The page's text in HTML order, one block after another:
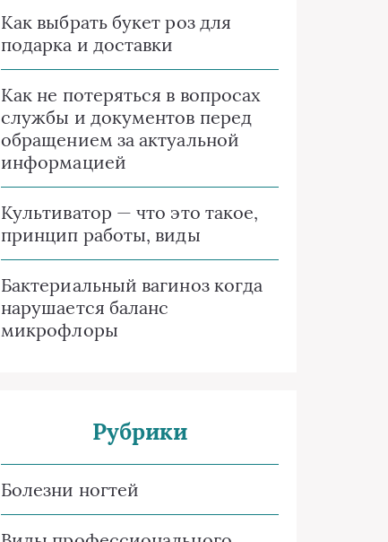
Как выбрать букет роз для
подарка и доставки
Как не потеряться в вопросах
службы и документов перед
обращением за актуальной
информацией
Культиватор — что это такое,
принцип работы, виды
Бактериальный вагиноз когда
нарушается баланс
микрофлоры
Рубрики
Болезни ногтей